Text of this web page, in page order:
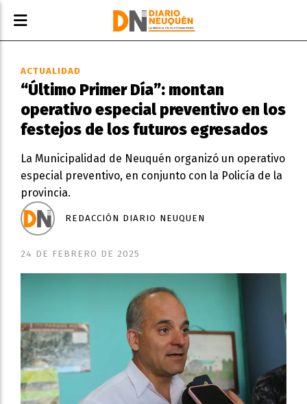
“Último Primer Día”: montan
operativo especial preventivo en los
festejos de los futuros egresados
La Municipalidad de Neuquén organizó un operativo
especial preventivo, en conjunto con la Policía de la
provincia.
ACTUALIDAD
24 DE FEBRERO DE 2025
REDACCIÓN DIARIO NEUQUEN